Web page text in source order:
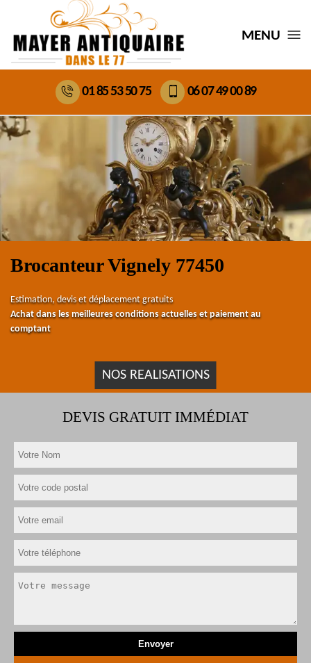
MENU
01 85 53 50 75 06 07 49 00 89
Brocanteur Vignely 77450
Estimation, devis et déplacement gratuits
Achat dans les meilleures conditions actuelles et paiement au
comptant
NOS REALISATIONS
DEVIS GRATUIT IMMÉDIAT